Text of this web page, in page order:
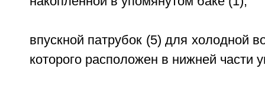
впускной патрубок (5) для холодной
которого расположен в нижней части